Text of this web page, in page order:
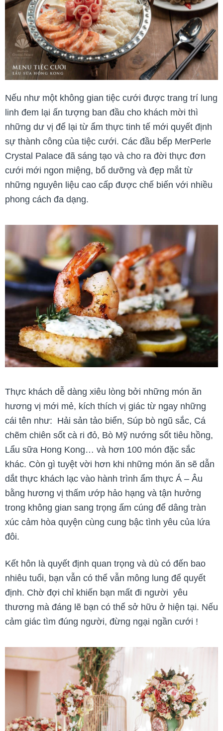
Nếu như một không gian tiệc cưới được trang trí lung
linh đem lại ấn tượng ban đầu cho khách mời thì
những dư vị để lại từ ẩm thực tinh tế mới quyết định
sự thành công của tiệc cưới. Các đầu bếp MerPerle
Crystal Palace đã sáng tạo và cho ra đời thực đơn
cưới mới ngon miệng, bổ dưỡng và đẹp mắt từ
những nguyên liệu cao cấp được chế biến với nhiều
phong cách đa dạng.
Thực khách dễ dàng xiêu lòng bởi những món ăn
hương vị mới mẻ, kích thích vị giác từ ngay những
cái tên như: Hải sản tảo biển, Súp bò ngũ sắc, Cá
chẽm chiên sốt cà ri đỏ, Bò Mỹ nướng sốt tiêu hồng,
Lẩu sữa Hong Kong… và hơn 100 món đặc sắc
khác. Còn gì tuyệt vời hơn khi những món ăn sẽ dẫn
dắt thực khách lạc vào hành trình ẩm thực Á – Âu
bằng hương vị thấm ướp hảo hạng và tận hưởng
trong không gian sang trọng ấm cúng để dâng tràn
xúc cảm hòa quyện cùng cung bậc tình yêu của lứa
đôi.
Kết hôn là quyết định quan trọng và dù có đến bao
nhiêu tuổi, bạn vẫn có thể vẫn mông lung để quyết
định. Chờ đợi chỉ khiến bạn mất đi người yêu
thương mà đáng lẽ bạn có thể sở hữu ở hiện tại. Nếu
cảm giác tìm đúng người, đừng ngại ngần cưới !